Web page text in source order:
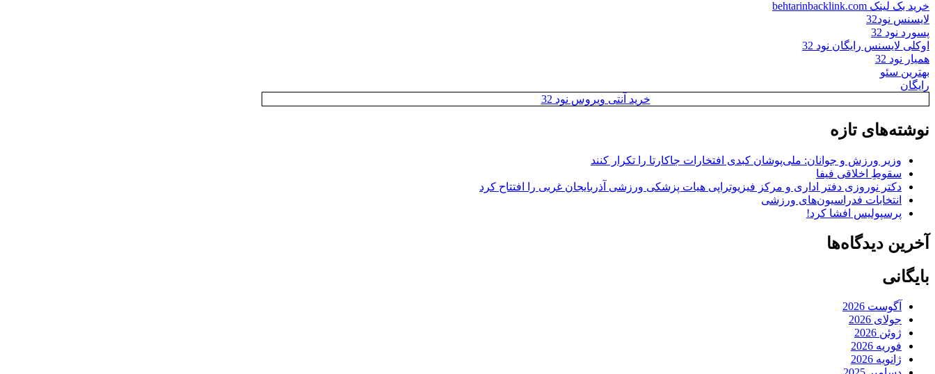
خرید بک لینک behtarinbacklink.com
لایسنس نود32
پسورد نود 32
اوکلی لایسنس رایگان نود 32
همیار نود 32
بهترین سئو
رایگان
خرید آنتی ویروس نود 32
نوشته‌های تازه
وزیر ورزش و جوانان: ملی‌پوشان کبدی افتخارات جاکارتا را تکرار کنند
سقوطِ اخلاقی فیفا
دکتر نوروزی دفتر اداری و مرکز فیزیوتراپی هیات پزشکی ورزشی آذربایجان غربی را افتتاح کرد
انتخابات فدراسیون‌های ورزشی
پرسپولیس افشا کرد!
آخرین دیدگاه‌ها
بایگانی
آگوست 2026
جولای 2026
ژوئن 2026
فوریه 2026
ژانویه 2026